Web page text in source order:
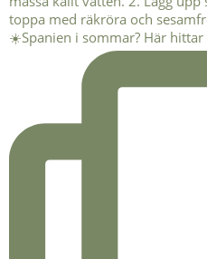
☀️Spanien i sommar? Här